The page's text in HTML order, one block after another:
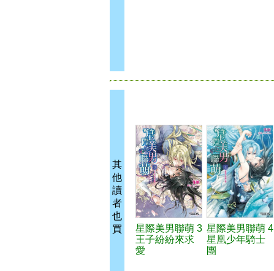
其
他
讀
者
也
買
星際美男聯萌 3
王子紛紛來求
愛
星際美男聯萌 4
星凰少年騎士
團